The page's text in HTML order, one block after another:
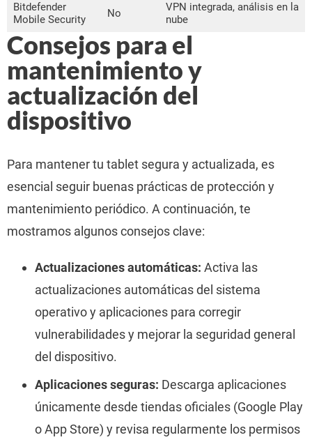
Bitdefender
Mobile Security
No
VPN integrada, análisis en la
nube
Consejos para el
mantenimiento y
actualización del
dispositivo
Para mantener tu tablet segura y actualizada, es
esencial seguir buenas prácticas de protección y
mantenimiento periódico. A continuación, te
mostramos algunos consejos clave:
Actualizaciones automáticas: Activa las
actualizaciones automáticas del sistema
operativo y aplicaciones para corregir
vulnerabilidades y mejorar la seguridad general
del dispositivo.
Aplicaciones seguras: Descarga aplicaciones
únicamente desde tiendas oficiales (Google Play
o App Store) y revisa regularmente los permisos